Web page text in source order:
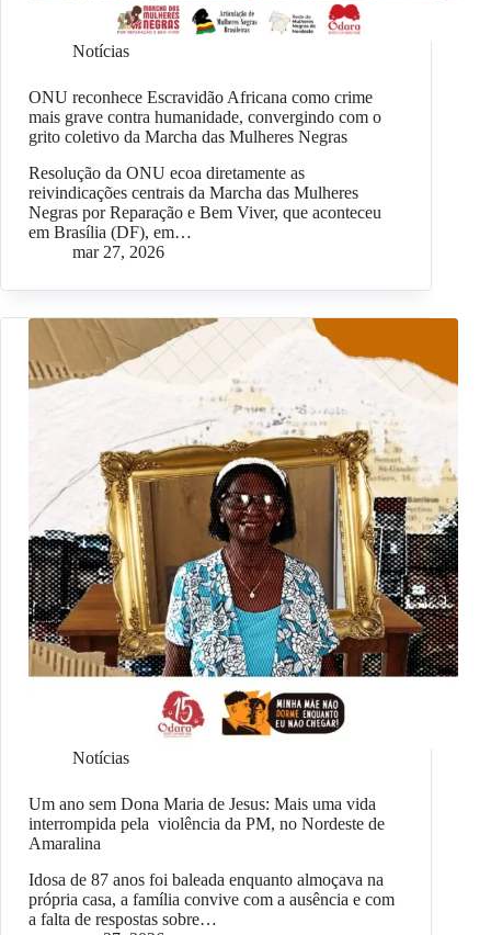
Notícias
ONU reconhece Escravidão Africana como crime
mais grave contra humanidade, convergindo com o
grito coletivo da Marcha das Mulheres Negras
Resolução da ONU ecoa diretamente as
reivindicações centrais da Marcha das Mulheres
Negras por Reparação e Bem Viver, que aconteceu
em Brasília (DF), em…
mar 27, 2026
Notícias
Um ano sem Dona Maria de Jesus: Mais uma vida
interrompida pela violência da PM, no Nordeste de
Amaralina
Idosa de 87 anos foi baleada enquanto almoçava na
própria casa, a família convive com a ausência e com
a falta de respostas sobre…